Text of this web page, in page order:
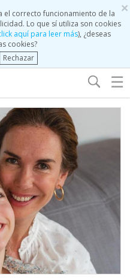
×
el correcto funcionamiento de la
Lo que sí utiliza son cookies
aquí para leer más), ¿deseas
cookies?
Rechazar
☰